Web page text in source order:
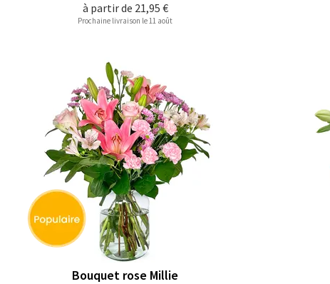
à partir de 21,95 €
Prochaine livraison le 11 août
Bouquet rose Millie